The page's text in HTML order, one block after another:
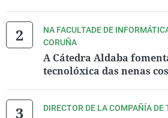
NA FACULTADE DE
CORUÑA
A Cátedra Aldaba
tecnolóxica das nenas
DIRECTOR DE LA COMPAÑÍA DE